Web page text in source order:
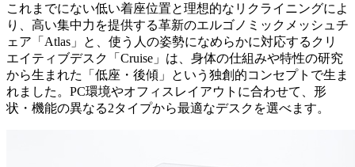
これまでにない低い着座位置と理想的なリクライニングによ
り、高い集中力を提供する革新のエルゴノミックメッシュチ
ェア「Atlas」と、使う人の姿勢になめらかに対応するクリ
エイティブデスク「Cruise」は、身体の仕組みや特性の研究
から生まれた「低座・後傾」という独創的コンセプトで生ま
れました。PC環境やオフィスレイアウトに合わせて、形
状・機能の異なる2タイプから最適なデスクを選べます。